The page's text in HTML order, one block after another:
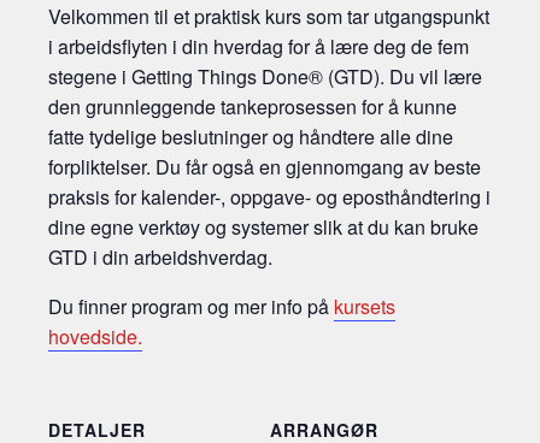
Velkommen til et praktisk kurs som tar utgangspunkt
i arbeidsflyten i din hverdag for å lære deg de fem
stegene i Getting Things Done® (GTD). Du vil lære
den grunnleggende tankeprosessen for å kunne
fatte tydelige beslutninger og håndtere alle dine
forpliktelser. Du får også en gjennomgang avbeste
praksis for kalender-, oppgave- og eposthåndtering i
dine egne verktøy og systemerslik at du kan bruke
GTD i din arbeidshverdag.
Du finner program og mer info på kursets
hovedside.
DETALJER
ARRANGØR